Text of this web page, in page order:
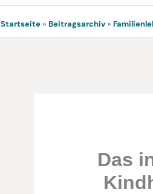
Startseite » Beitragsarchiv »
Das